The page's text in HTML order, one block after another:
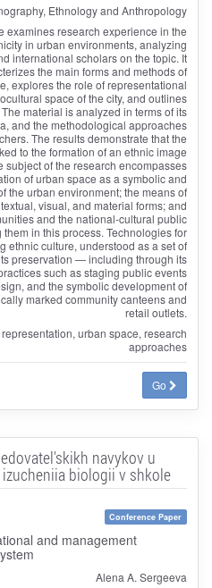
Ethnology and Anthropology
examines research experience in the
in urban environments, analyzing
international scholars on the topic. It
the main forms and methods of
explores the role of representational
space of the city, and outlines
material is analyzed in terms of its
and the methodological approaches
The results demonstrate that the
to the formation of an ethnic image
subject of the research encompasses
of urban space as a symbolic and
the urban environment; the means of
visual, and material forms; and
and the national-cultural public
in this process. Technologies for
ethnic culture, understood as a set of
preservation — including through its
such as staging public events
and the symbolic development of
marked community canteens and
retail outlets.
urban space, research
approaches
Go
navykov u
biologii v shkole
Conference Paper
and management
Alena A. Sergeeva